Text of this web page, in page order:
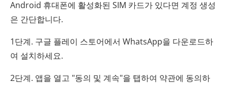
Android 휴대폰에 활성화된 SIM 카드가 있다면 계정 생성
은 간단합니다.
1단계. 구글 플레이 스토어에서 WhatsApp을 다운로드하
여 설치하세요.
2단계. 앱을 열고 "동의 및 계속"을 탭하여 약관에 동의하